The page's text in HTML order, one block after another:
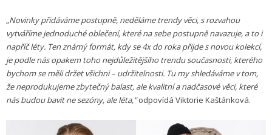
„Novinky přidáváme postupně, neděláme trendy věci, s rozvahou
vytváříme jednoduché oblečení, které na sebe postupně navazuje, a to i
napříč léty. Ten známý formát, kdy se 4x do roka přijde s novou kolekcí,
je podle nás opakem toho nejdůležitějšího trendu současnosti, kterého
bychom se měli držet všichni – udržitelnosti. Tu my shledáváme v tom,
že neprodukujeme zbytečný balast, ale kvalitní a nadčasové věci, které
nás budou bavit ne sezóny, ale léta,"odpovídá Viktorie Kaštánková.